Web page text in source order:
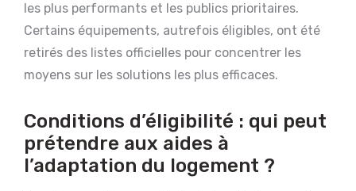
les plus performants et les publics prioritaires.
Certains équipements, autrefois éligibles, ont été
retirés des listes officielles pour concentrer les
moyens sur les solutions les plus efficaces.
Conditions d’éligibilité : qui peut
prétendre aux aides à
l’adaptation du logement ?